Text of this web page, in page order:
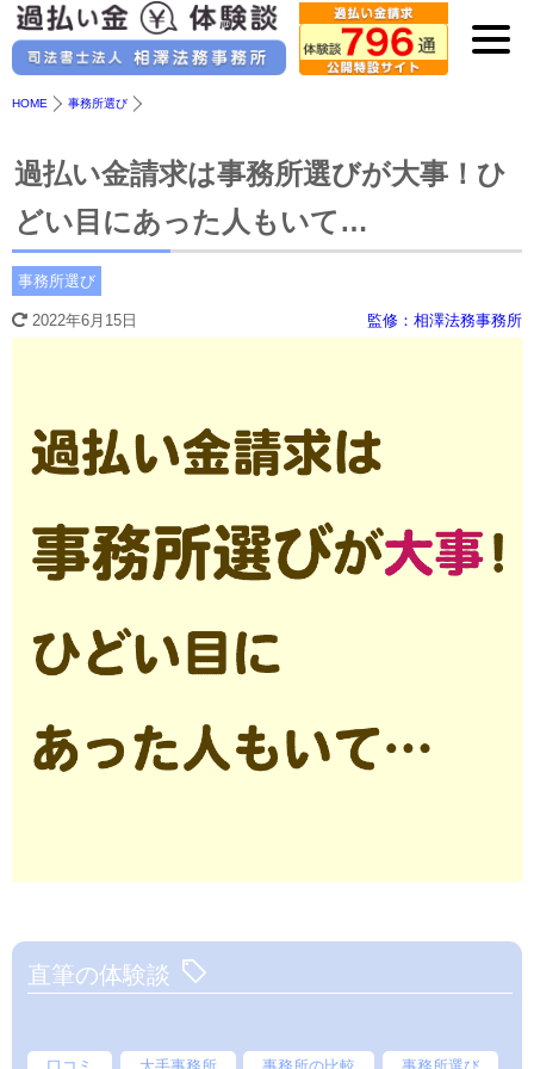
HOME 事務所選び
過払い金請求は事務所選びが大事！ひ
どい目にあった人もいて…
事務所選び
2022年6月15日 監修：相澤法務事務所
直筆の体験談